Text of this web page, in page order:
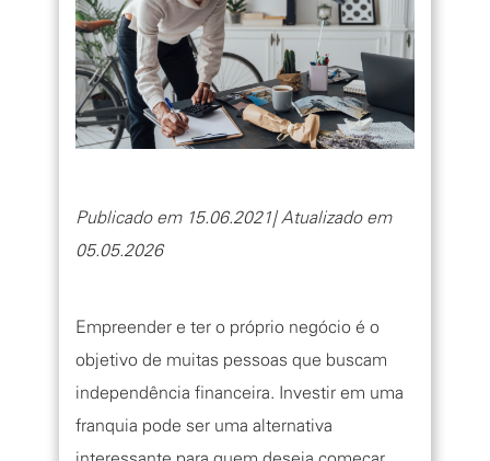
Publicado em 15.06.2021| Atualizado em
05.05.2026
Empreender e ter o próprio negócio é o
objetivo de muitas pessoas que buscam
independência financeira. Investir em uma
franquia pode ser uma alternativa